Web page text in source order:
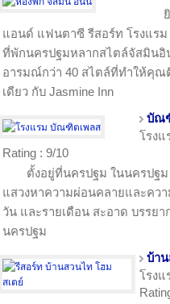
แอนด์ แฟนตาซี รีสอร์ท โรงแรม
ที่พักนครปฐมหลากสไตล์จัสมินอิ
อารมณ์กว่า 40 สไตล์ที่ทำให้คุ
เดียว กับ Jasmine Inn
บัณ
โรง
Rating : 9/10
ตั้งอยู่ที่นครปฐม ในนครปฐ
แสวงหาความผ่อนคลายและคว
วัน และรายเดือน สะอาด บรรย
นครปฐม
บ้า
โรง